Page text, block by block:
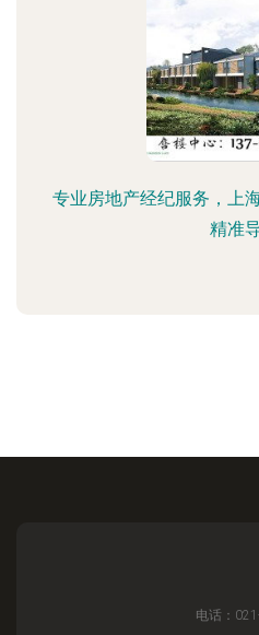
专业房地产经纪服务，上
精准
电话：